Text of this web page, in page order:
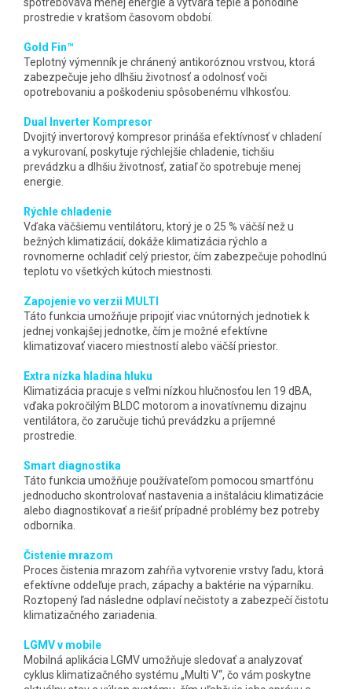
spotrebováva menej energie a vytvára teplé a pohodlné
prostredie v kratšom časovom období.
Gold Fin™
Teplotný výmenník je chránený antikoróznou vrstvou, ktorá
zabezpečuje jeho dlhšiu životnosť a odolnosť voči
opotrebovaniu a poškodeniu spôsobenému vlhkosťou.
Dual Inverter Kompresor
Dvojitý invertorový kompresor prináša efektívnosť v chladení
a vykurovaní, poskytuje rýchlejšie chladenie, tichšiu
prevádzku a dlhšiu životnosť, zatiaľ čo spotrebuje menej
energie.
Rýchle chladenie
Vďaka väčšiemu ventilátoru, ktorý je o 25 % väčší než u
bežných klimatizácií, dokáže klimatizácia rýchlo a
rovnomerne ochladiť celý priestor, čím zabezpečuje pohodlnú
teplotu vo všetkých kútoch miestnosti.
Zapojenie vo verzii MULTI
Táto funkcia umožňuje pripojiť viac vnútorných jednotiek k
jednej vonkajšej jednotke, čím je možné efektívne
klimatizovať viacero miestností alebo väčší priestor.
Extra nízka hladina hluku
Klimatizácia pracuje s veľmi nízkou hlučnosťou len 19 dBA,
vďaka pokročilým BLDC motorom a inovatívnemu dizajnu
ventilátora, čo zaručuje tichú prevádzku a príjemné
prostredie.
Smart diagnostika
Táto funkcia umožňuje používateľom pomocou smartfónu
jednoducho skontrolovať nastavenia a inštaláciu klimatizácie
alebo diagnostikovať a riešiť prípadné problémy bez potreby
odborníka.
Čistenie mrazom
Proces čistenia mrazom zahŕňa vytvorenie vrstvy ľadu, ktorá
efektívne oddeľuje prach, zápachy a baktérie na výparníku.
Roztopený ľad následne odplaví nečistoty a zabezpečí čistotu
klimatizačného zariadenia.
LGMV v mobile
Mobilná aplikácia LGMV umožňuje sledovať a analyzovať
cyklus klimatizačného systému „Multi V“, čo vám poskytne